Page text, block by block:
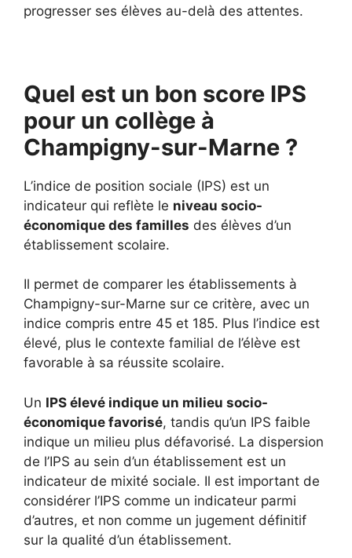
progresser ses élèves au-delà des attentes.
Quel est un bon score IPS
pour un collège à
Champigny-sur-Marne ?
L’indice de position sociale (IPS) est un
indicateur qui reflète le niveau socio-
économique des familles des élèves d’un
établissement scolaire.
Il permet de comparer les établissements à
Champigny-sur-Marne sur ce critère, avec un
indice compris entre 45 et 185. Plus l’indice est
élevé, plus le contexte familial de l’élève est
favorable à sa réussite scolaire.
Un IPS élevé indique un milieu socio-
économique favorisé, tandis qu’un IPS faible
indique un milieu plus défavorisé. La dispersion
de l’IPS au sein d’un établissement est un
indicateur de mixité sociale. Il est important de
considérer l’IPS comme un indicateur parmi
d’autres, et non comme un jugement définitif
sur la qualité d’un établissement.